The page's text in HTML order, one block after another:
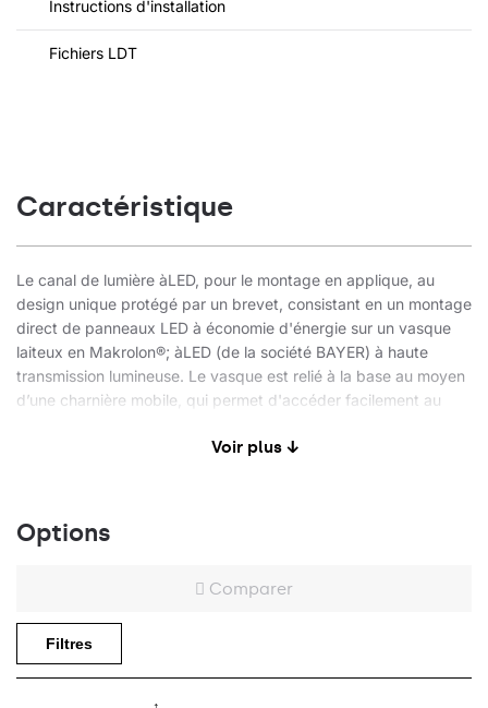
Instructions d'installation
Fichiers LDT
Caractéristique
Le canal de lumière àLED, pour le montage en applique, au
design unique protégé par un brevet, consistant en un montage
direct de panneaux LED à économie d'énergie sur un vasque
laiteux en Makrolon®; àLED (de la société BAYER) à haute
transmission lumineuse. Le vasque est relié à la base au moyen
d’une charnière mobile, qui permet d'accéder facilement au
conception permet de guider les câbles en surface et de relier
chocs IK10 et son étanchéité IP44 élevées.
Le luminaire en saillie pour un montage au plafond ou au mur
Voir plus ↓
Options
Comparer
Filtres